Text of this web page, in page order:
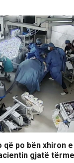
që po bën xhiron
gjatë